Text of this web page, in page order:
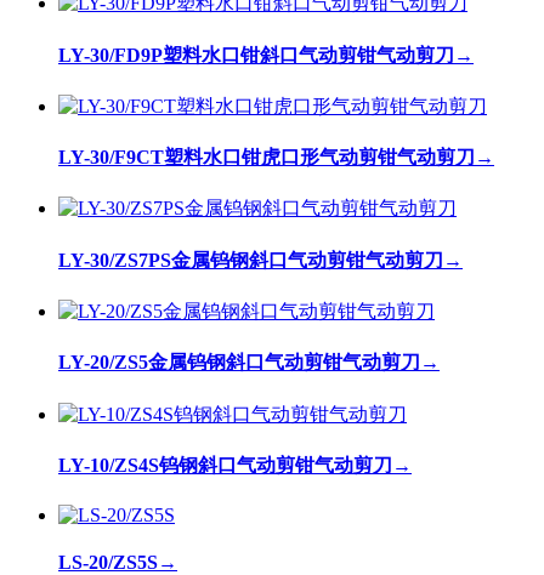
LY-30/FD9P塑料水口钳斜口气动剪钳气动剪刀 →
LY-30/F9CT塑料水口钳虎口形气动剪钳气动剪刀 →
LY-30/ZS7PS金属钨钢斜口气动剪钳气动剪刀 →
LY-20/ZS5金属钨钢斜口气动剪钳气动剪刀 →
LY-10/ZS4S钨钢斜口气动剪钳气动剪刀 →
LS-20/ZS5S→